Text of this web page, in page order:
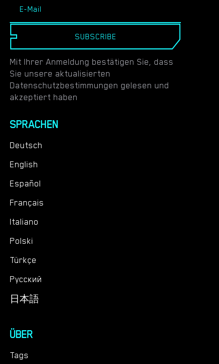
SUBSCRIBE
Mit Ihrer Anmeldung bestätigen Sie, dass
Sie unsere aktualisierten
Datenschutzbestimmungen gelesen und
akzeptiert haben
SPRACHEN
Deutsch
English
Español
Français
Italiano
Polski
Türkçe
Русский
日本語
ÜBER
Tags